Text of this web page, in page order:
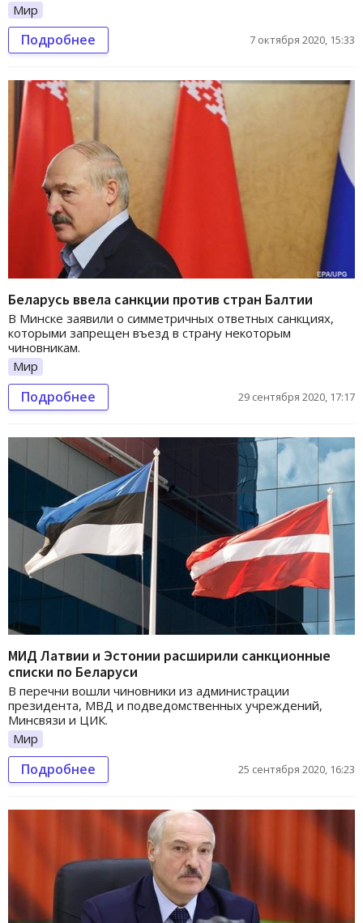
Мир
Подробнее 7 октября 2020, 15:33
Беларусь ввела санкции против стран Балтии
В Минске заявили о симметричных ответных санкциях,
которыми запрещен въезд в страну некоторым
чиновникам.
Мир
Подробнее 29 сентября 2020, 17:17
МИД Латвии и Эстонии расширили санкционные
списки по Беларуси
В перечни вошли чиновники из администрации
президента, МВД и подведомственных учреждений,
Минсвязи и ЦИК.
Мир
Подробнее 25 сентября 2020, 16:23